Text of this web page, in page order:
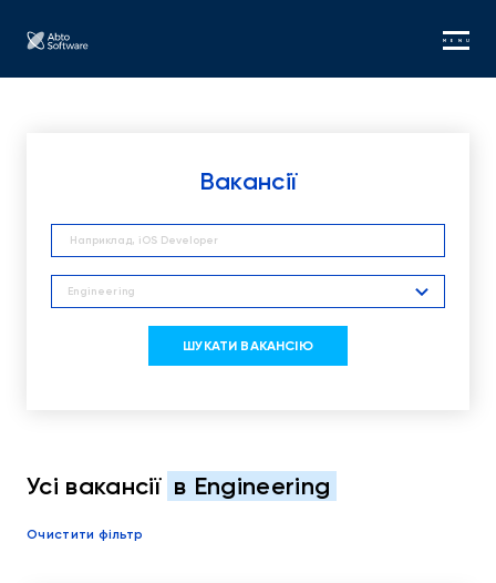
MENU
Вакансії
Engineering
ШУКАТИ ВАКАНСІЮ
Усі вакансії в Engineering
Очистити фільтр